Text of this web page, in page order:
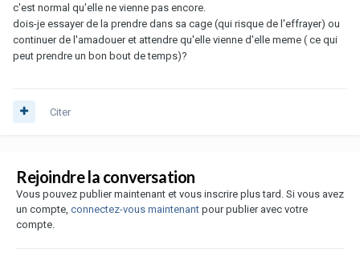
c'est normal qu'elle ne vienne pas encore.
dois-je essayer de la prendre dans sa cage (qui risque de l'effrayer) ou
continuer de l'amadouer et attendre qu'elle vienne d'elle meme ( ce qui
peut prendre un bon bout de temps)?
Citer
Rejoindre la conversation
Vous pouvez publier maintenant et vous inscrire plus tard. Si vous avez
un compte, connectez-vous maintenant pour publier avec votre
compte.